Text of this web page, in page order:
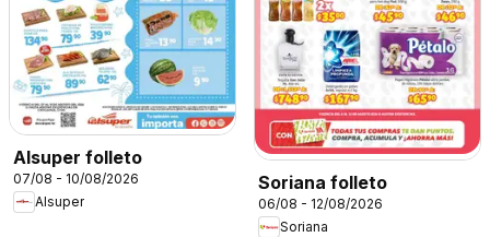
Alsuper folleto
07/08 - 10/08/2026
Alsuper
Soriana folleto
06/08 - 12/08/2026
Soriana